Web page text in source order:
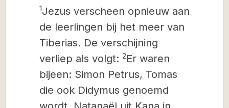
1Jezus verscheen opnieuw aan
de leerlingen bij het meer van
Tiberias. De verschijning
verliep als volgt: 2Er waren
bijeen: Simon Petrus, Tomas
die ook Didymus genoemd